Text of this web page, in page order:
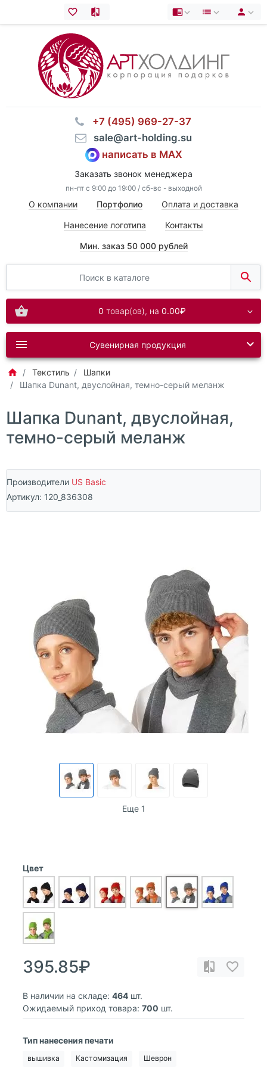
⠀+7 (495) 969-27-37
⠀sale@art-holding.su
написать в MAX
Заказать звонок менеджера
пн-пт с 9:00 до 19:00 / сб-вс - выходной
О компании Портфолио Оплата и доставка
Нанесение логотипа Контакты
Мин. заказ 50 000 рублей
0 товар(ов), на 0.00₽
Сувенирная продукция
Текстиль
Шапки
Шапка Dunant, двуслойная, темно-серый меланж
Шапка Dunant, двуслойная,
темно-серый меланж
Производители US Basic
Артикул: 120_836308
Еще 1
Цвет
395.85₽
В наличии на складе: 464 шт.
Ожидаемый приход товара: 700 шт.
Тип нанесения печати
вышивка Кастомизация Шеврон